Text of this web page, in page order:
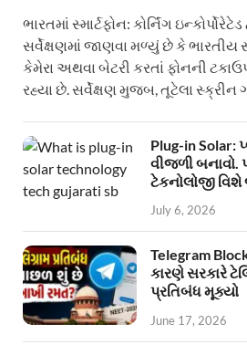
ભારતમાં સ્માર્ટફોન: કોર્નિંગ
સર્વેક્ષણમાં જાણવા મળ્યું છે કે ભારતીય
કેમેરા અથવા બેટરી કરતાં ફોનની
રહ્યા છે. સર્વેક્ષણ મુજબ, તૂટેલા સ્ક્રીન
Plug-in Solar:
વીજળી બનાવો.
ટેકનોલોજી વિશે
July 6, 2026
Telegram
કારણે સરકારે
પ્રતિબંધ મૂક્યો
June 17, 2026